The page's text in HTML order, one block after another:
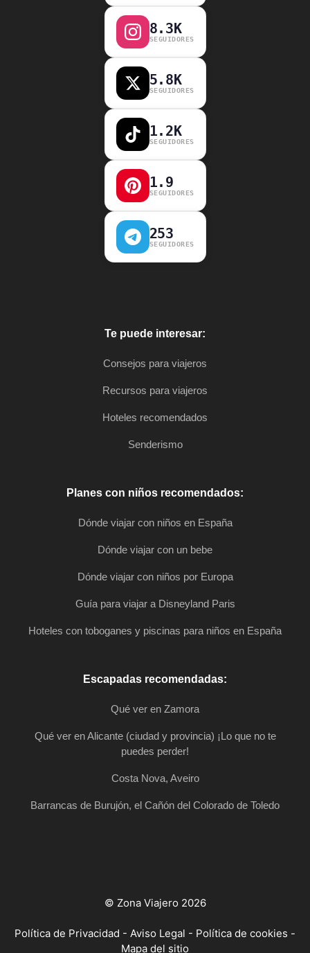
8.3K
SEGUIDORES
5.8K
SEGUIDORES
1.2K
SEGUIDORES
1.9
SEGUIDORES
253
SEGUIDORES
Te puede interesar:
Consejos para viajeros
Recursos para viajeros
Hoteles recomendados
Senderismo
Planes con niños recomendados:
Dónde viajar con niños en España
Dónde viajar con un bebe
Dónde viajar con niños por Europa
Guía para viajar a Disneyland Paris
Hoteles con toboganes y piscinas para niños en España
Escapadas recomendadas:
Qué ver en Zamora
Qué ver en Alicante (ciudad y provincia) ¡Lo que no te
puedes perder!
Costa Nova, Aveiro
Barrancas de Burujón, el Cañón del Colorado de Toledo
© Zona Viajero 2026
Política de Privacidad - Aviso Legal - Política de cookies -
Mapa del sitio